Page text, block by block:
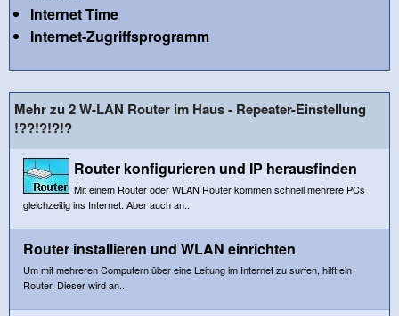
Internet Time
Internet-Zugriffsprogramm
Mehr zu 2 W-LAN Router im Haus - Repeater-Einstellung
!??!?!?!?
Router konfigurieren und IP herausfinden
Mit einem Router oder WLAN Router kommen schnell mehrere PCs
gleichzeitig ins Internet. Aber auch an...
Router installieren und WLAN einrichten
Um mit mehreren Computern über eine Leitung im Internet zu surfen, hilft ein
Router. Dieser wird an...